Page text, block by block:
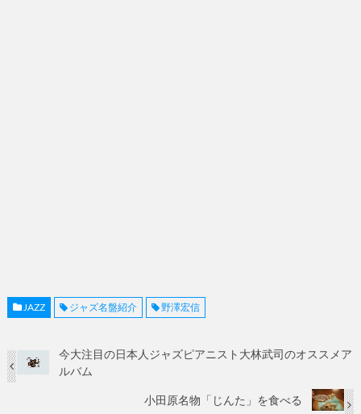
JAZZ ジャズ名盤紹介 野澤宏信
今大注目の日本人ジャズピアニスト大林武司のオススメア
ルバム
小田原名物「じんた」を食べる